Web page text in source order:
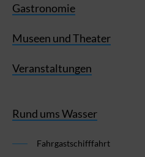
Gastronomie
Museen und Theater
Veranstaltungen
Rund ums Wasser
Fahrgastschifffahrt